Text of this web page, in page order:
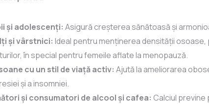
și adolescenți: Asigură creșterea sănătoasă și
și vârstnici: Ideal pentru menținerea densității
în special pentru femeile aflate la menopauză.
cu un stil de viață activ: Ajută la ameliorarea
și a insomniei.
și consumatori de alcool și cafea: Calciul